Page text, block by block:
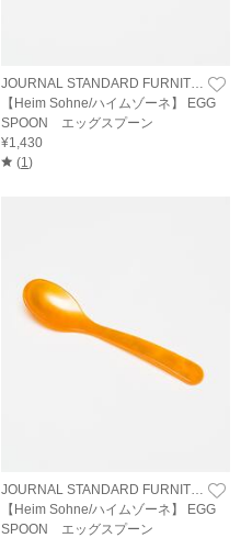
JOURNAL STANDARD FURNITURE
【Heim Sohne/ハイムゾーネ】 EGG
SPOON エッグスプーン
¥1,430
(1)
JOURNAL STANDARD FURNITURE
【Heim Sohne/ハイムゾーネ】 EGG
SPOON エッグスプーン